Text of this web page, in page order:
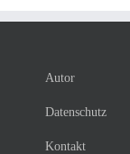
Autor
Datenschutz
Kontakt